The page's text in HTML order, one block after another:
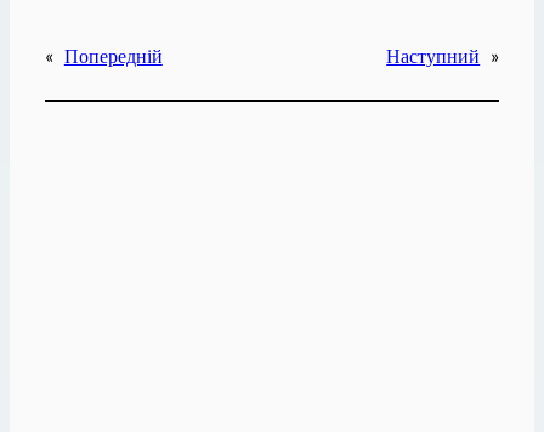
« Попередній Наступний »